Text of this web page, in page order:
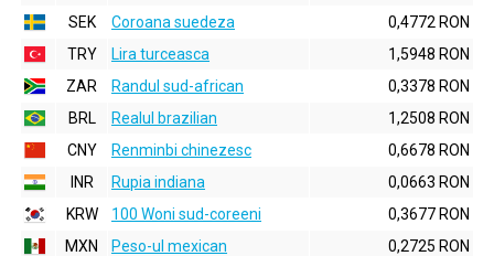
SEK
Coroana suedeza
0,4772 RON
TRY
Lira turceasca
1,5948 RON
ZAR
Randul sud-african
0,3378 RON
BRL
Realul brazilian
1,2508 RON
CNY
Renminbi chinezesc
0,6678 RON
INR
Rupia indiana
0,0663 RON
KRW
100 Woni sud-coreeni
0,3677 RON
MXN
Peso-ul mexican
0,2725 RON